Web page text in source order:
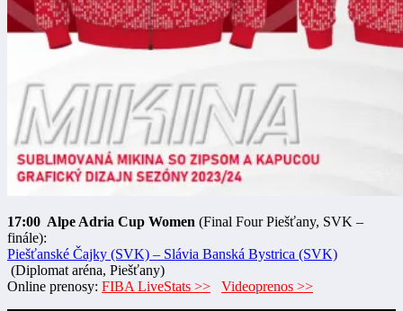
17:00 Alpe Adria Cup Women (Final Four Piešťany, SVK –
finále):
Piešťanské Čajky (SVK) – Slávia Banská Bystrica (SVK)
(Diplomat aréna, Piešťany)
Online prenosy: FIBA LiveStats >> Videoprenos >>